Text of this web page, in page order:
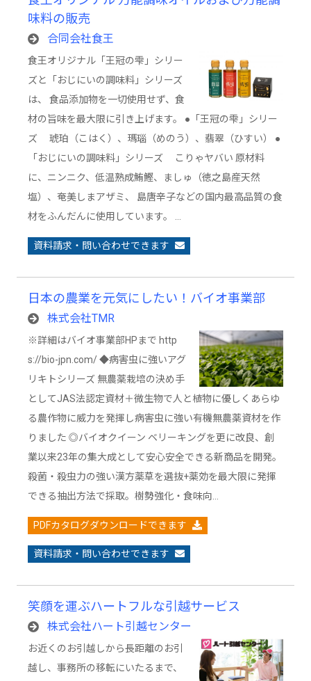
味料の販売
合同会社食王
食王オリジナル「王冠の雫」シリー
ズと「おじにいの調味料」シリーズ
は、 食品添加物を一切使用せず、食
材の旨味を最大限に引き上げます。 ●「王冠の雫」シリー
ズ 琥珀（こはく）、瑪瑙（めのう）、翡翠（ひすい） ●
「おじにいの調味料」シリーズ こりゃヤバい 原材料
に、ニンニク、低温熟成鮪鰹、ましゅ（徳之島産天然
塩）、奄美しまアザミ、 島唐辛子などの国内最高品質の食
材をふんだんに使用しています。 …
資料請求・問い合わせできます
日本の農業を元気にしたい！バイオ事業部
株式会社TMR
※詳細はバイオ事業部HPまで http
s://bio-jpn.com/ ◆病害虫に強いアグ
リキトシリーズ 無農薬栽培の決め手
としてJAS法認定資材＋微生物で人と植物に優しくあらゆ
る農作物に威力を発揮し病害虫に強い有機無農薬資材を作
りました ◎バイオクイーン ベリーキングを更に改良、創
業以来23年の集大成として安心安全できる新商品を開発。
殺菌・殺虫力の強い漢方薬草を選抜+薬効を最大限に発揮
できる抽出方法で採取。樹勢強化・食味向…
PDFカタログダウンロードできます
資料請求・問い合わせできます
笑顔を運ぶハートフルな引越サービス
株式会社ハート引越センター
お近くのお引越しから長距離のお引
越し、事務所の移転にいたるまで、